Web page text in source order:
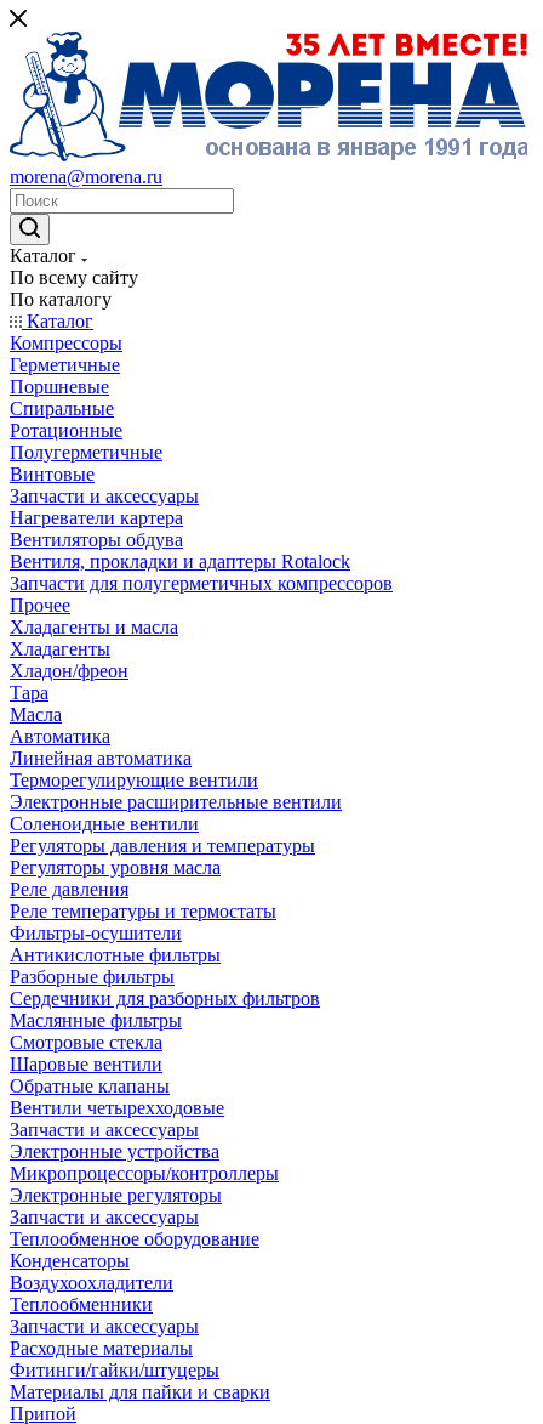
morena@morena.ru
Каталог
По всему сайту
По каталогу
Каталог
Компрессоры
Герметичные
Поршневые
Спиральные
Ротационные
Полугерметичные
Винтовые
Запчасти и аксессуары
Нагреватели картера
Вентиляторы обдува
Вентиля, прокладки и адаптеры Rotalock
Запчасти для полугерметичных компрессоров
Прочее
Хладагенты и масла
Хладагенты
Хладон/фреон
Тара
Масла
Автоматика
Линейная автоматика
Терморегулирующие вентили
Электронные расширительные вентили
Соленоидные вентили
Регуляторы давления и температуры
Регуляторы уровня масла
Реле давления
Реле температуры и термостаты
Фильтры-осушители
Антикислотные фильтры
Разборные фильтры
Сердечники для разборных фильтров
Маслянные фильтры
Смотровые стекла
Шаровые вентили
Обратные клапаны
Вентили четырехходовые
Запчасти и аксессуары
Электронные устройства
Микропроцессоры/контроллеры
Электронные регуляторы
Запчасти и аксессуары
Теплообменное оборудование
Конденсаторы
Воздухоохладители
Теплообменники
Запчасти и аксессуары
Расходные материалы
Фитинги/гайки/штуцеры
Материалы для пайки и сварки
Припой